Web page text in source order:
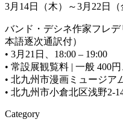
3月14日（木）～3月22日（
バンド・デシネ作家フレ
本語逐次通訳付）
• 3月21日、18:00 – 19:00
• 常設展観覧料 | 一般 400
• 北九州市漫画ミュージア
• 北九州市小倉北区浅野2-
Category